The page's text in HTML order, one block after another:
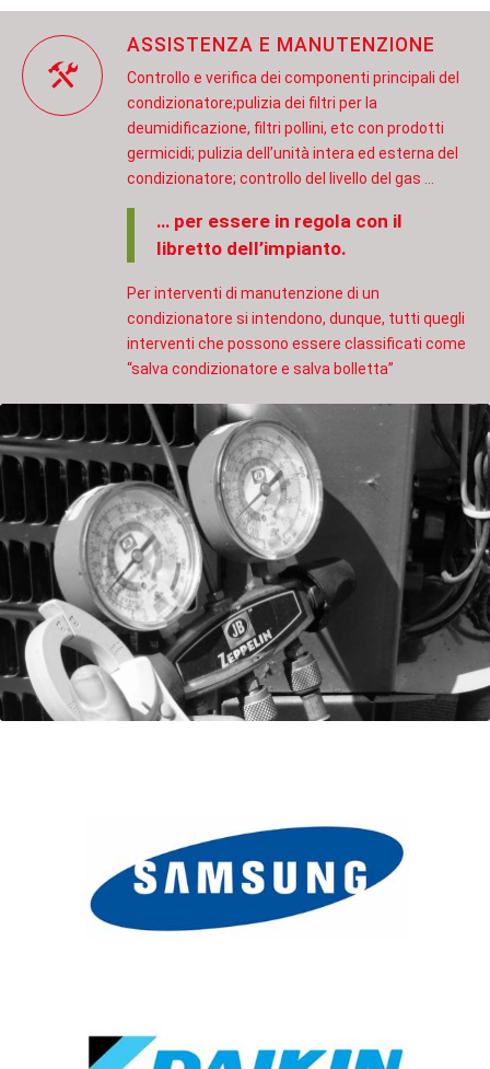
ASSISTENZA E MANUTENZIONE
Controllo e verifica dei componenti principali del
condizionatore;pulizia dei filtri per la
deumidificazione, filtri pollini, etc con prodotti
germicidi; pulizia dell’unità intera ed esterna del
condizionatore; controllo del livello del gas …
… per essere in regola con il
libretto dell’impianto.
Per interventi di manutenzione di un
condizionatore si intendono, dunque, tutti quegli
interventi che possono essere classificati come
“salva condizionatore e salva bolletta”
… efficienza e risparmio